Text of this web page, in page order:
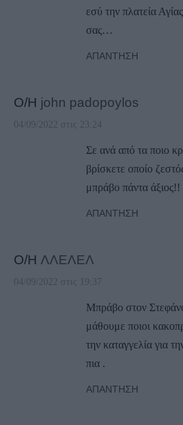
εσύ την πλατεία
σας…
ΑΠΆΝΤΗΣΗ
Ο/Η john padopoylos
04/09/2022 στις 23:24
Σε ανά από τα ποιο
βρίσκετε οποίο
μπράβο πάντα άξιος!!
ΑΠΆΝΤΗΣΗ
Ο/Η ΛΛΕΛΕΛ
04/09/2022 στις 19:37
Μπράβο στον
μάθουμε ποιοι
την καταγγελία για
πια .
ΑΠΆΝΤΗΣΗ